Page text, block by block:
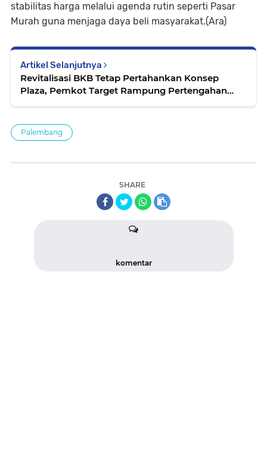
stabilitas harga melalui agenda rutin seperti Pasar
Murah guna menjaga daya beli masyarakat.(Ara)
Artikel Selanjutnya
Revitalisasi BKB Tetap Pertahankan Konsep
Plaza, Pemkot Target Rampung Pertengahan
Palembang
SHARE
komentar